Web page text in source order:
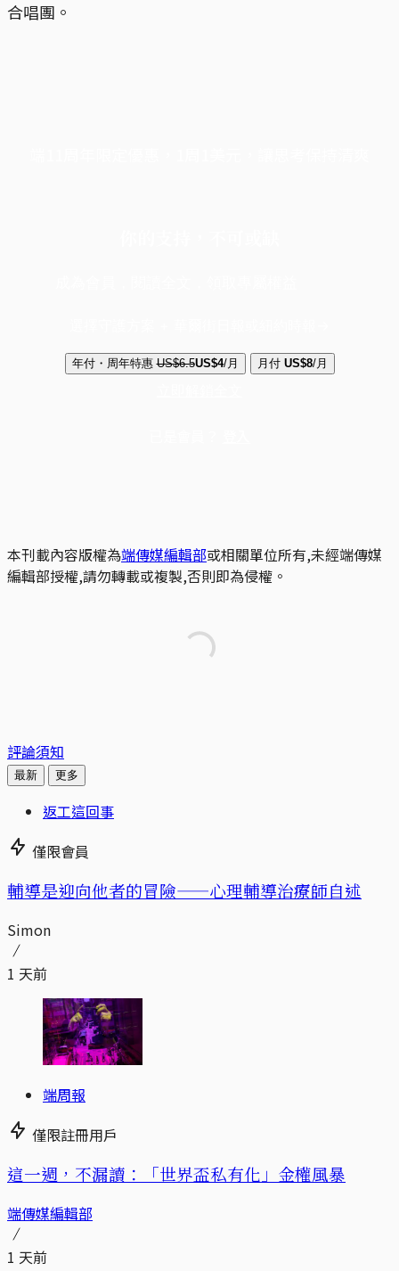
合唱團。
年付・周年特惠 US$6.5US$4/月 月付 US$8/月
本刊載內容版權為端傳媒編輯部或相關單位所有,未經端傳媒
編輯部授權,請勿轉載或複製,否則即為侵權。
評論須知
最新 更多
返工這回事
僅限會員
輔導是迎向他者的冒險——心理輔導治療師自述
Simon
1 天前
端周報
僅限註冊用戶
這一週，不漏讀：「世界盃私有化」金權風暴
端傳媒編輯部
1 天前